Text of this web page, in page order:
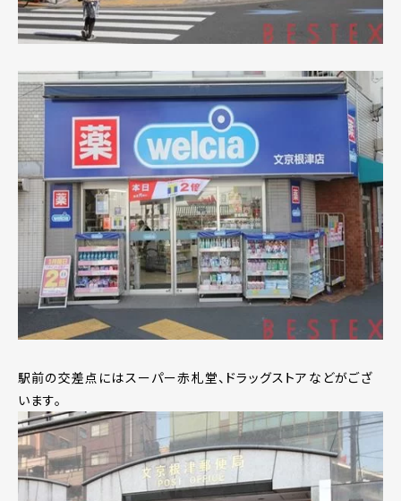
駅前の交差点にはスーパー赤札堂、ドラッグストアなどがござ
います。